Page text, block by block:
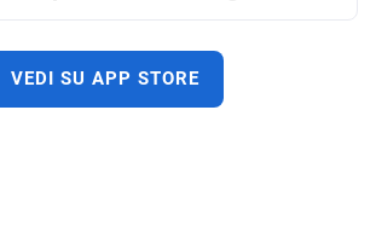
VEDI SU APP STORE